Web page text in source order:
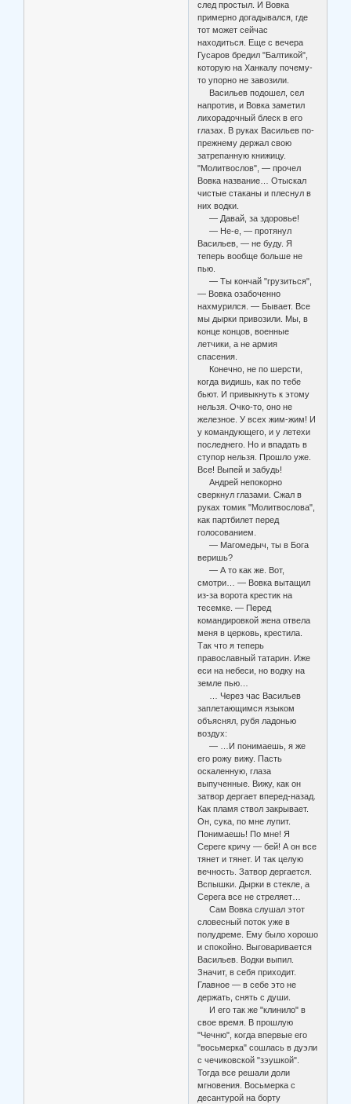
след простыл. И Вовка
примерно догадывался, где
тот может сейчас
находиться. Еще с вечера
Гусаров бредил "Балтикой",
которую на Ханкалу почему-
то упорно не завозили.
Васильев подошел, сел
напротив, и Вовка заметил
лихорадочный блеск в его
глазах. В руках Васильев по-
прежнему держал свою
затрепанную книжицу.
"Молитвослов", — прочел
Вовка название… Отыскал
чистые стаканы и плеснул в
них водки.
— Давай, за здоровье!
— Не-е, — протянул
Васильев, — не буду. Я
теперь вообще больше не
пью.
— Ты кончай "грузиться",
— Вовка озабоченно
нахмурился. — Бывает. Все
мы дырки привозили. Мы, в
конце концов, военные
летчики, а не армия
спасения.
Конечно, не по шерсти,
когда видишь, как по тебе
бьют. И привыкнуть к этому
нельзя. Очко-то, оно не
железное. У всех жим-жим! И
у командующего, и у летехи
последнего. Но и впадать в
ступор нельзя. Прошло уже.
Все! Выпей и забудь!
Андрей непокорно
сверкнул глазами. Сжал в
руках томик "Молитвослова",
как партбилет перед
голосованием.
— Магомедыч, ты в Бога
веришь?
— А то как же. Вот,
смотри… — Вовка вытащил
из-за ворота крестик на
тесемке. — Перед
командировкой жена отвела
меня в церковь, крестила.
Так что я теперь
православный татарин. Иже
еси на небеси, но водку на
земле пью…
… Через час Васильев
заплетающимся языком
объяснял, рубя ладонью
воздух:
— …И понимаешь, я же
его рожу вижу. Пасть
оскаленную, глаза
выпученные. Вижу, как он
затвор дергает вперед-назад.
Как пламя ствол закрывает.
Он, сука, по мне лупит.
Понимаешь! По мне! Я
Сереге кричу — бей! А он все
тянет и тянет. И так целую
вечность. Затвор дергается.
Вспышки. Дырки в стекле, а
Серега все не стреляет…
Сам Вовка слушал этот
словесный поток уже в
полудреме. Ему было хорошо
и спокойно. Выговаривается
Васильев. Водки выпил.
Значит, в себя приходит.
Главное — в себе это не
держать, снять с души.
И его так же "клинило" в
свое время. В прошлую
"Чечню", когда впервые его
"восьмерка" сошлась в дуэли
с чечиковской "зэушкой".
Тогда все решали доли
мгновения. Восьмерка с
десантурой на борту